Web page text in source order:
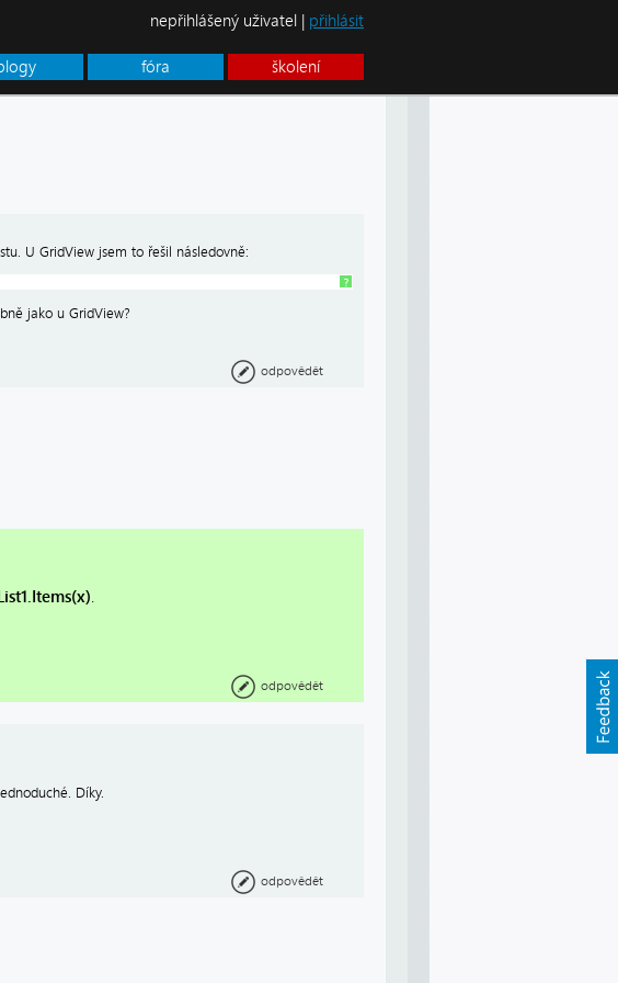
fóra školení
nepřihlášený uživatel | přihlásit
U GridView jsem to řešil následovně:
?
jako u GridView?
odpovědět
.
odpovědět
Díky.
odpovědět